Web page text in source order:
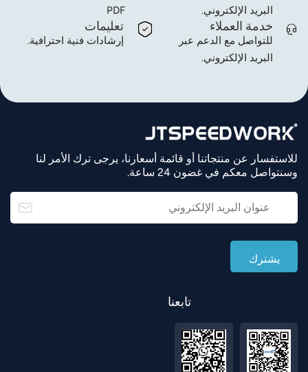
PDF
البريد الإلكتروني.
تعليمات
إرشادات فنية احترافية.
خدمة العملاء
للتواصل مع الدعم عبر
البريد الإلكتروني.
للاستفسار عن منتجاتنا أو قائمة أسعارنا، يرجى ترك الأمر لنا
وسنتواصل معكم في غضون 24 ساعة.
تابعنا